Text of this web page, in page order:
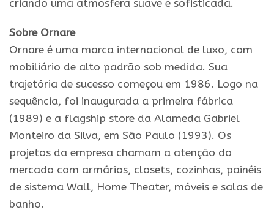
criando uma atmosfera suave e sofisticada.
Sobre Ornare
Ornare é uma marca internacional de luxo, com
mobiliário de alto padrão sob medida. Sua
trajetória de sucesso começou em 1986. Logo na
sequência, foi inaugurada a primeira fábrica
(1989) e a flagship store da Alameda Gabriel
Monteiro da Silva, em São Paulo (1993). Os
projetos da empresa chamam a atenção do
mercado com armários, closets, cozinhas, painéis
de sistema Wall, Home Theater, móveis e salas de
banho.